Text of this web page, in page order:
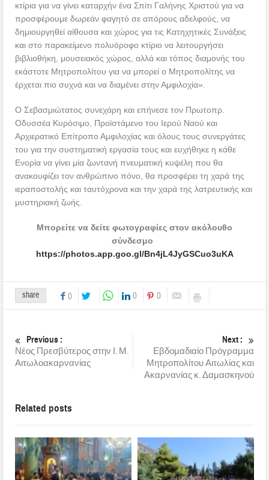
κτίρια για να γίνει καταρχήν ένα Σπίτι Γαλήνης Χριστού για να
προσφέρουμε δωρεάν φαγητό σε απόρους αδελφούς, να
δημιουργηθεί αίθουσα και χώρος για τις Κατηχητικές Συνάξεις
και στο παρακείμενο πολυόροφο κτίριο να λειτουργήσει
βιβλιοθήκη, μουσειακός χώρος, αλλά και τόπος διαμονής του
εκάστοτε Μητροπολίτου για να μπορεί ο Μητροπολίτης να
έρχεται πιο συχνά και να διαμένει στην Αμφιλοχία».
Ο Σεβασμιώτατος συνεχάρη και επήνεσε τον Πρωτοπρ.
Οδυσσέα Κυρόσιμο, Προϊστάμενο του Ιερού Ναού και
Αρχιερατικό Επίτροπο Αμφιλοχίας και όλους τους συνεργάτες
του για την συστηματική εργασία τους και ευχήθηκε η κάθε
Ενορία να γίνει μία ζωντανή πνευματική κυψέλη που θα
ανακουφίζει τον ανθρώπινο πόνο, θα προσφέρει τη χαρά της
ιεραποστολής και ταυτόχρονα και την χαρά της λατρευτικής και
μυστηριακή ζωής.
Μπορείτε να δείτε φωτογραφίες στον ακόλουθο
σύνδεσμο
https://photos.app.goo.gl/Bn4jL4JyGSCuo3uKA
share 0 0 0
Previous :
Νέος Πρεσβύτερος στην Ι. Μ.
Αιτωλοακαρνανίας
Next :
Εβδομαδιαίο Πρόγραμμα
Μητροπολίτου Αιτωλίας και
Ακαρνανίας κ. Δαμασκηνού
Related posts